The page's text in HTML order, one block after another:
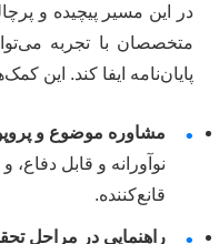
در این مسیر پیچیده و
متخصصان با تجربه
پایان‌نامه ایفا کند. این
• مشاوره موضوع و
نوآورانه و قابل دفاع،
قانع‌کننده.
راهنمایی در مراحل